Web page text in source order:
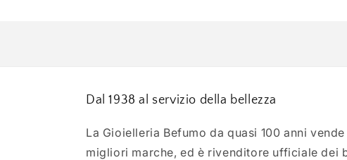
Dal 1938 al servizio della bellezza
La Gioielleria Befumo da quasi 100 anni
migliori marche, ed è rivenditore ufficiale dei